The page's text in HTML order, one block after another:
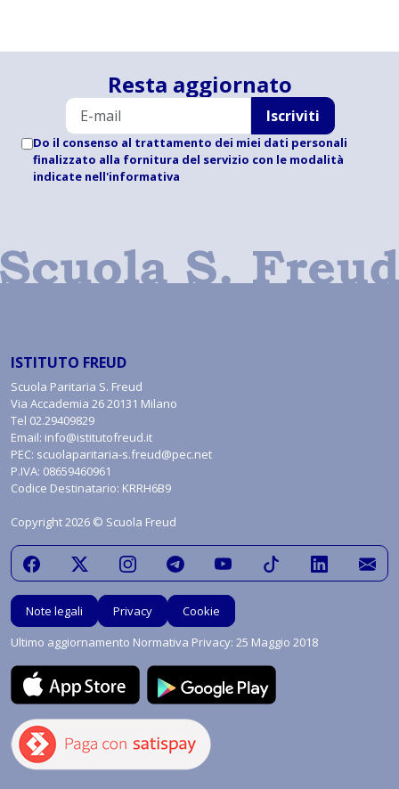
Resta aggiornato
Iscriviti
Do il consenso al trattamento dei miei dati personali
finalizzato alla fornitura del servizio con le modalità
indicate nell'informativa
ISTITUTO FREUD
Scuola Paritaria S. Freud
Via Accademia 26 20131 Milano
Tel 02.29409829
Email: info@istitutofreud.it
PEC: scuolaparitaria-s.freud@pec.net
P.IVA: 08659460961
Codice Destinatario: KRRH6B9
Copyright 2026 © Scuola Freud
Note legali Privacy
Cookie
Ultimo aggiornamento Normativa Privacy: 25 Maggio 2018